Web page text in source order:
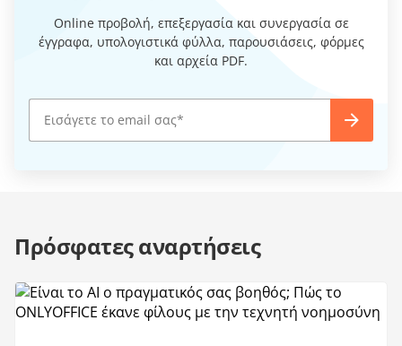
Online προβολή, επεξεργασία και συνεργασία σε
έγγραφα, υπολογιστικά φύλλα, παρουσιάσεις, φόρμες
και αρχεία PDF.
Πρόσφατες αναρτήσεις